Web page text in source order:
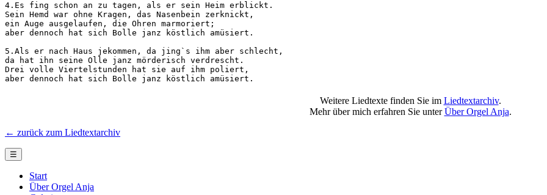
4.Es fing schon an zu tagen, als er sein Heim erblickt.
Sein Hemd war ohne Kragen, das Nasenbein zerknickt,
ein Auge ausgelaufen, die Ohren marmoriert;
aber dennoch hat sich Bolle janz köstlich amüsiert.
5.Als er nach Haus jekommen, da jing`s ihm aber schlecht,
da hat ihn seine Olle janz mörderisch verdrescht.
Drei volle Viertelstunden hat sie auf ihm poliert,
aber dennoch hat sich Bolle janz köstlich amüsiert.
Weitere Liedtexte finden Sie im Liedtextarchiv.
Mehr über mich erfahren Sie unterÜber Orgel Anja.
← zurück zum Liedtextarchiv
☰
Start
Über Orgel Anja